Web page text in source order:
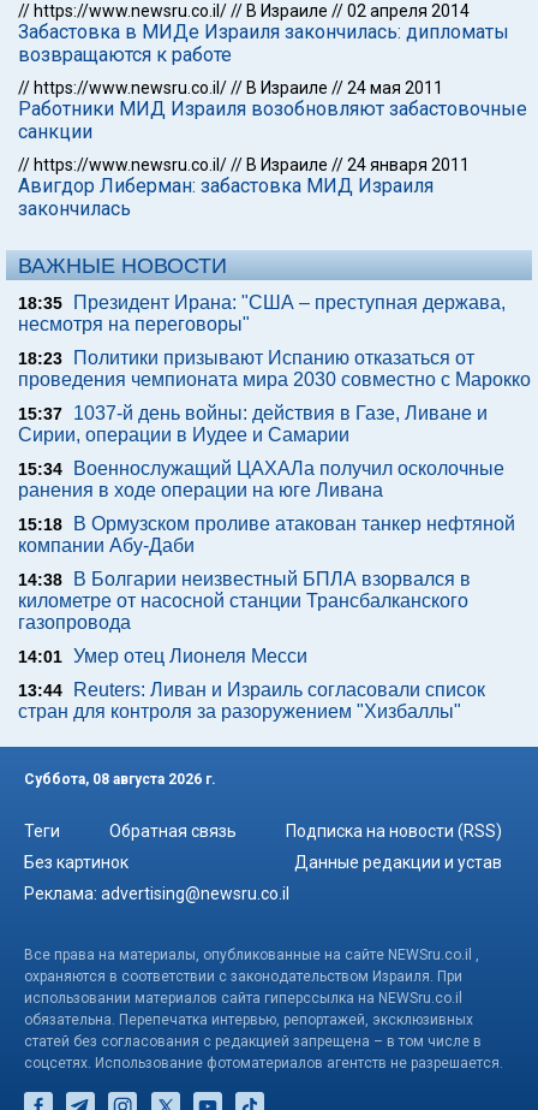
// https://www.newsru.co.il/// В Израиле //02 апреля 2014
Забастовка в МИДе Израиля закончилась: дипломаты
возвращаются к работе
// https://www.newsru.co.il/// В Израиле //24 мая 2011
Работники МИД Израиля возобновляют забастовочные
санкции
// https://www.newsru.co.il/// В Израиле //24 января 2011
Авигдор Либерман: забастовка МИД Израиля
закончилась
ВАЖНЫЕ НОВОСТИ
18:35
Президент Ирана: "США – преступная держава,
несмотря на переговоры"
18:23
Политики призывают Испанию отказаться от
проведения чемпионата мира 2030 совместно с Марокко
15:37
1037-й день войны: действия в Газе, Ливане и
Сирии, операции в Иудее и Самарии
15:34
Военнослужащий ЦАХАЛа получил осколочные
ранения в ходе операции на юге Ливана
15:18
В Ормузском проливе атакован танкер нефтяной
компании Абу-Даби
14:38
В Болгарии неизвестный БПЛА взорвался в
километре от насосной станции Трансбалканского
газопровода
14:01 Умер отец Лионеля Месси
13:44
Reuters: Ливан и Израиль согласовали список
стран для контроля за разоружением "Хизбаллы"
Суббота, 08 августа 2026 г.
Теги Обратная связь
Подписка на новости (RSS)
Без картинок
Данные редакции и устав
Реклама: advertising@newsru.co.il
Все права на материалы, опубликованные на сайте NEWSru.co.il ,
охраняются в соответствии с законодательством Израиля. При
использовании материалов сайта гиперссылка на NEWSru.co.il
обязательна. Перепечатка интервью, репортажей, эксклюзивных
статей без согласования с редакцией запрещена – в том числе в
соцсетях. Использование фотоматериалов агентств не разрешается.